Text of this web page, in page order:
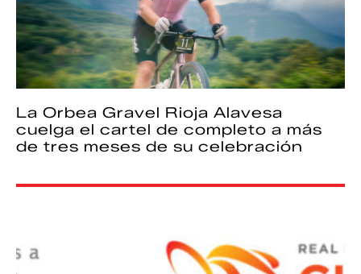
La Orbea Gravel Rioja Alavesa
cuelga el cartel de completo a más
de tres meses de su celebración